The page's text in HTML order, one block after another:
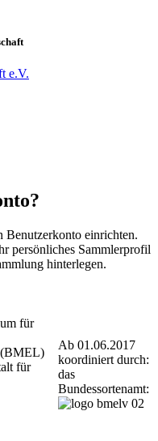
e.V.
Benutzerkonto einrichten.
persönliches Sammlerprofil
hinterlegen.
für
(BMEL)
für
Ab 01.06.2017
koordiniert durch:
das
Bundessortenamt: